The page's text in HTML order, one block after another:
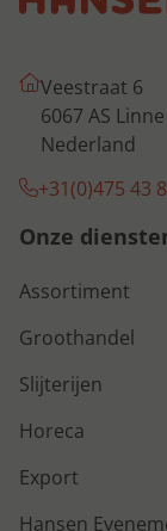
Veestraat 6
6067 AS Linne
Nederland
+31(0)475 43
Onze
Assortiment
Groothandel
Slijterijen
Horeca
Export
Hansen